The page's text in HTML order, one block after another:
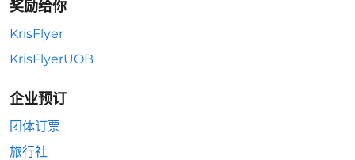
奖励给你
KrisFlyer
KrisFlyerUOB
企业预订
团体订票
旅行社